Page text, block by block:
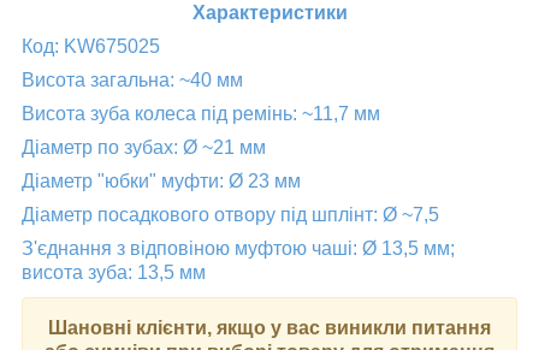
Характеристики
Код: KW675025
Висота загальна: ~40 мм
Висота зуба колеса під ремінь: ~11,7 мм
Діаметр по зубах: Ø ~21 мм
Діаметр "юбки" муфти: Ø 23 мм
Діаметр посадкового отвору під шплінт: Ø ~7,5
З'єднання з відповіною муфтою чаші: Ø 13,5 мм;
висота зуба: 13,5 мм
Шановні клієнти, якщо у вас виникли питання